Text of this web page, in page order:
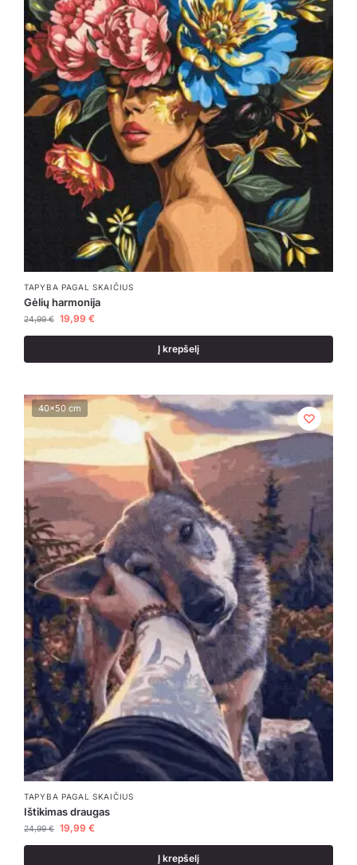
TAPYBA PAGAL SKAIČIUS
Gėlių harmonija
24,99€ 19,99 €
Į krepšelį
40x50 cm
TAPYBA PAGAL SKAIČIUS
Ištikimas draugas
24,99€ 19,99 €
Į krepšelį